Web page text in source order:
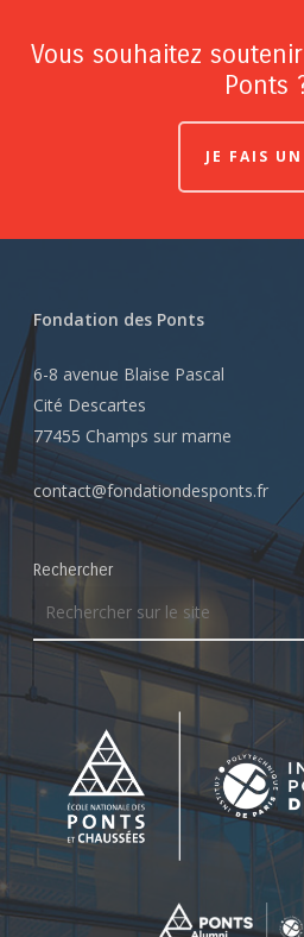
Vous souhaitez
Ponts
JE FAIS
Fondation des Ponts
6-8 avenue Blaise Pascal
Cité Descartes
77455 Champs sur marne
contact@fondationdesponts.fr
Rechercher